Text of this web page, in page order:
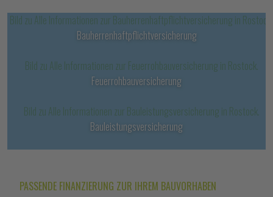
Bauherrenhaftpflichtversicherung
Feuerrohbauversicherung
Bauleistungsversicherung
PASSENDE FINANZIERUNG ZUR IHREM BAUVORHABEN